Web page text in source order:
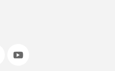
с помощью